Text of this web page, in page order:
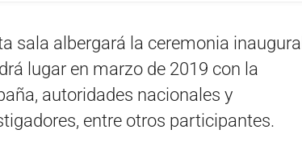
sala albergará la ceremonia inaugural
lugar en marzo de 2019 con la
autoridades nacionales y
entre otros participantes.